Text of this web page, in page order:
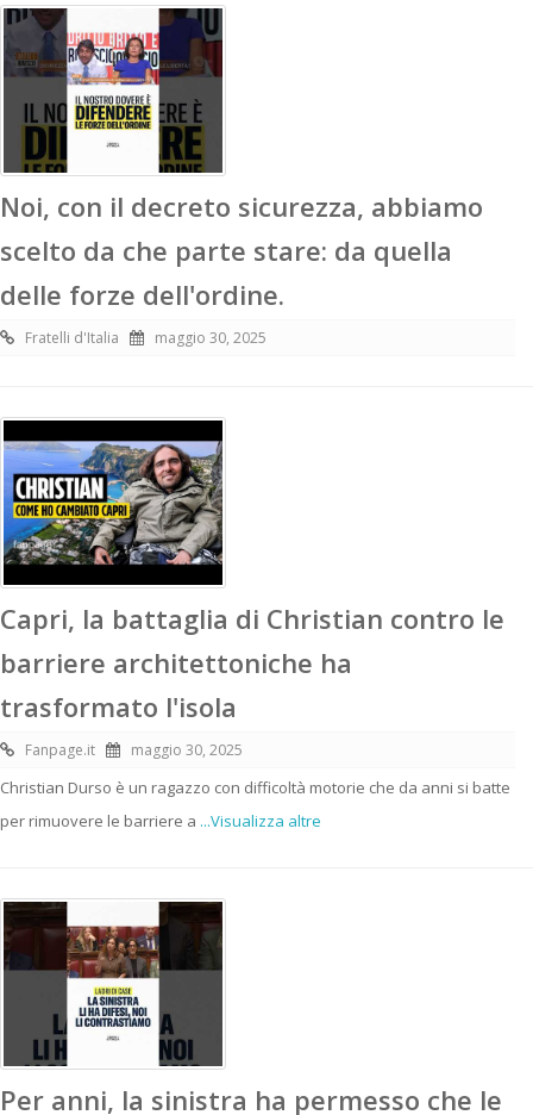
Noi, con il decreto sicurezza, abbiamo
scelto da che parte stare: da quella
delle forze dell'ordine.
Fratelli d'Italia maggio 30, 2025
Capri, la battaglia di Christian contro le
barriere architettoniche ha
trasformato l'isola
Fanpage.it maggio 30, 2025
Christian Durso è un ragazzo con difficoltà motorie che da anni si batte
per rimuovere le barriere a ...Visualizza altre
Per anni, la sinistra ha permesso che le